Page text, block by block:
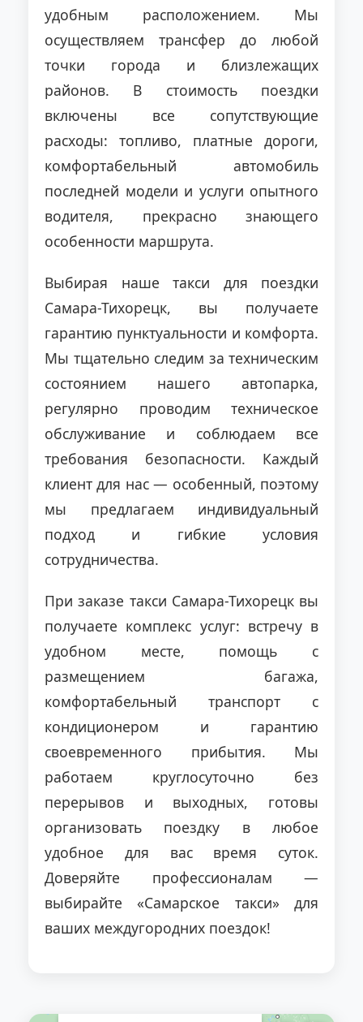
удобным расположением. Мы
осуществляем трансфер до любой
точки города и близлежащих
районов. В стоимость поездки
включены все сопутствующие
расходы: топливо, платные дороги,
комфортабельный автомобиль
последней модели и услуги опытного
водителя, прекрасно знающего
особенности маршрута.
Выбирая наше такси для поездки
Самара-Тихорецк, вы получаете
гарантию пунктуальности и комфорта.
Мы тщательно следим за техническим
состоянием нашего автопарка,
регулярно проводим техническое
обслуживание и соблюдаем все
требования безопасности. Каждый
клиент для нас — особенный, поэтому
мы предлагаем индивидуальный
подход и гибкие условия
сотрудничества.
При заказе такси Самара-Тихорецк вы
получаете комплекс услуг: встречу в
удобном месте, помощь с
размещением багажа,
комфортабельный транспорт с
кондиционером и гарантию
своевременного прибытия. Мы
работаем круглосуточно без
перерывов и выходных, готовы
организовать поездку в любое
удобное для вас время суток.
Доверяйте профессионалам —
выбирайте «Самарское такси» для
ваших междугородних поездок!